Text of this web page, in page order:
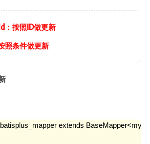
：按照ID做更新
照条件做更新
extends